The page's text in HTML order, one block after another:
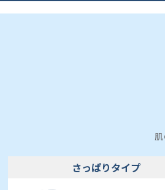
さっぱりタイプ